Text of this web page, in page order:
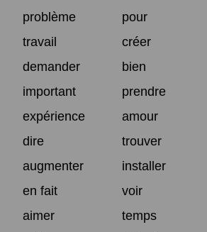
problème
pour
travail
créer
demander
bien
important
prendre
expérience
amour
dire
trouver
augmenter
installer
en fait
voir
aimer
temps